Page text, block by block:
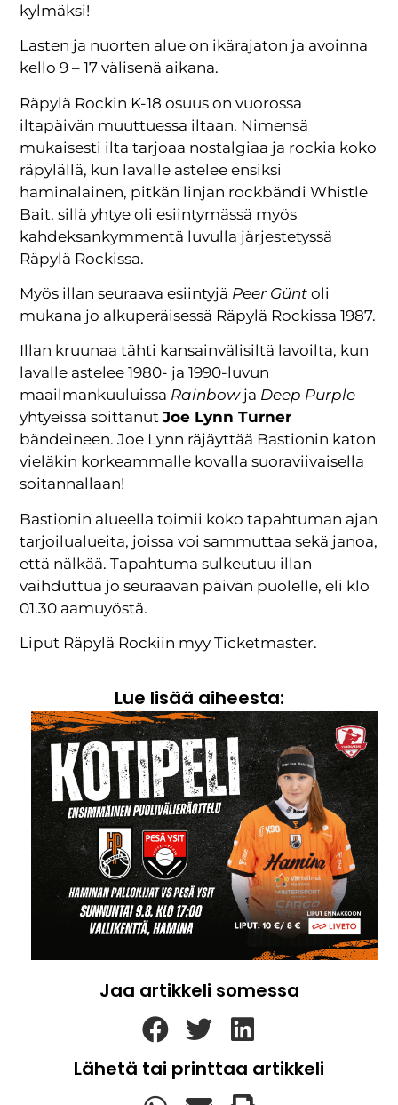
kylmäksi!
Lasten ja nuorten alue on ikärajaton ja avoinna
kello 9 – 17 välisenä aikana.
Räpylä Rockin K-18 osuus on vuorossa
iltapäivän muuttuessa iltaan. Nimensä
mukaisesti ilta tarjoaa nostalgiaa ja rockia koko
räpylällä, kun lavalle astelee ensiksi
haminalainen, pitkän linjan rockbändi Whistle
Bait, sillä yhtye oli esiintymässä myös
kahdeksankymmentä luvulla järjestetyssä
Räpylä Rockissa.
Myös illan seuraava esiintyjä Peer Günt oli
mukana jo alkuperäisessä Räpylä Rockissa 1987.
Illan kruunaa tähti kansainvälisiltä lavoilta, kun
lavalle astelee 1980- ja 1990-luvun
maailmankuuluissa Rainbowja Deep Purple
yhtyeissä soittanutJoe Lynn Turner
bändeineen. Joe Lynn räjäyttää Bastionin katon
vieläkin korkeammalle kovalla suoraviivaisella
soitannallaan!
Bastionin alueella toimii koko tapahtuman ajan
tarjoilualueita, joissa voi sammuttaa sekä janoa,
että nälkää. Tapahtuma sulkeutuu illan
vaihduttua jo seuraavan päivän puolelle, eli klo
01.30 aamuyöstä.
Liput Räpylä Rockiin myy Ticketmaster.
Lue lisää aiheesta:
Jaa artikkeli somessa
Lähetä tai printtaa artikkeli